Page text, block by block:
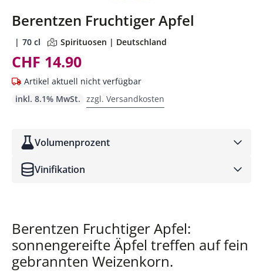
Berentzen Fruchtiger Apfel
70 cl Spirituosen | Deutschland
CHF 14.90
Artikel aktuell nicht verfügbar
inkl. 8.1% MwSt. zzgl. Versandkosten
Volumenprozent
Vinifikation
Berentzen Fruchtiger Apfel:
sonnengereifte Äpfel treffen auf fein
gebrannten Weizenkorn.